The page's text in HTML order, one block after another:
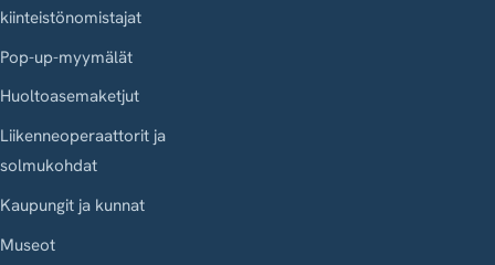
kiinteistönomistajat
Pop-up-myymälät
Huoltoasemaketjut
Liikenneoperaattorit ja
solmukohdat
Kaupungit ja kunnat
Museot